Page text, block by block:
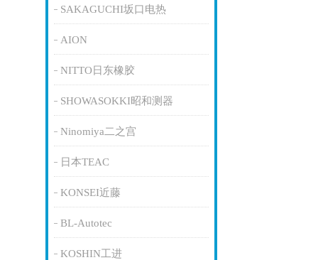
SAKAGUCHI坂口电热
AION
NITTO日东橡胶
SHOWASOKKI昭和测器
Ninomiya二之宫
日本TEAC
KONSEI近藤
BL-Autotec
KOSHIN工进